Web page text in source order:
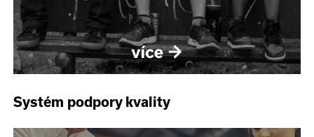
Systém podpory kvality